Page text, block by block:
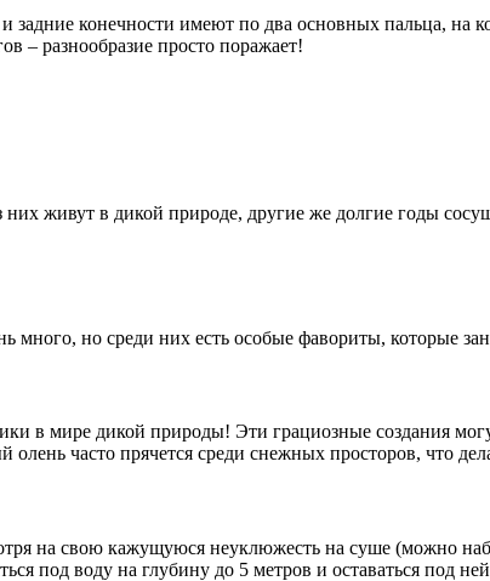
конечности имеют по два основных пальца, на
– разнообразие просто поражает!
живут в дикой природе, другие же долгие годы
но среди них есть особые фавориты, которые
мире дикой природы! Эти грациозные создания
часто прячется среди снежных просторов, что
на свою кажущуюся неуклюжесть на суше (можно
под воду на глубину до 5 метров и оставаться под